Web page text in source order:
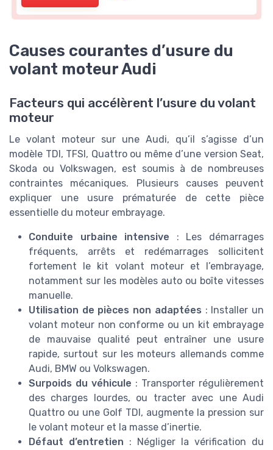
Causes courantes d’usure du
volant moteur Audi
Facteurs qui accélèrent l’usure du volant
moteur
Le volant moteur sur une Audi, qu’il s’agisse d’un
modèle TDI, TFSI, Quattro ou même d’une version Seat,
Skoda ou Volkswagen, est soumis à de nombreuses
contraintes mécaniques. Plusieurs causes peuvent
expliquer une usure prématurée de cette pièce
essentielle du moteur embrayage.
Conduite urbaine intensive : Les démarrages
fréquents, arrêts et redémarrages sollicitent
fortement le kit volant moteur et l’embrayage,
notamment sur les modèles auto ou boîte vitesses
manuelle.
Utilisation de pièces non adaptées : Installer un
volant moteur non conforme ou un kit embrayage
de mauvaise qualité peut entraîner une usure
rapide, surtout sur les moteurs allemands comme
Audi, BMW ou Volkswagen.
Surpoids du véhicule : Transporter régulièrement
des charges lourdes, ou tracter avec une Audi
Quattro ou une Golf TDI, augmente la pression sur
le volant moteur et la masse d’inertie.
Défaut d’entretien : Négliger la vérification du